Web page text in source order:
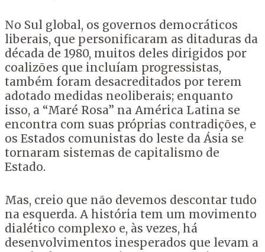
No Sul global, os governos democráticos
liberais, que personificaram as ditaduras da
década de 1980, muitos deles dirigidos por
coalizões que incluíam progressistas,
também foram desacreditados por terem
adotado medidas neoliberais; enquanto
isso, a “Maré Rosa” na América Latina se
encontra com suas próprias contradições, e
os Estados comunistas do leste da Ásia se
tornaram sistemas de capitalismo de
Estado.
Mas, creio que não devemos descontar tudo
na esquerda. A história tem um movimento
dialético complexo e, às vezes, há
desenvolvimentos inesperados que levam a